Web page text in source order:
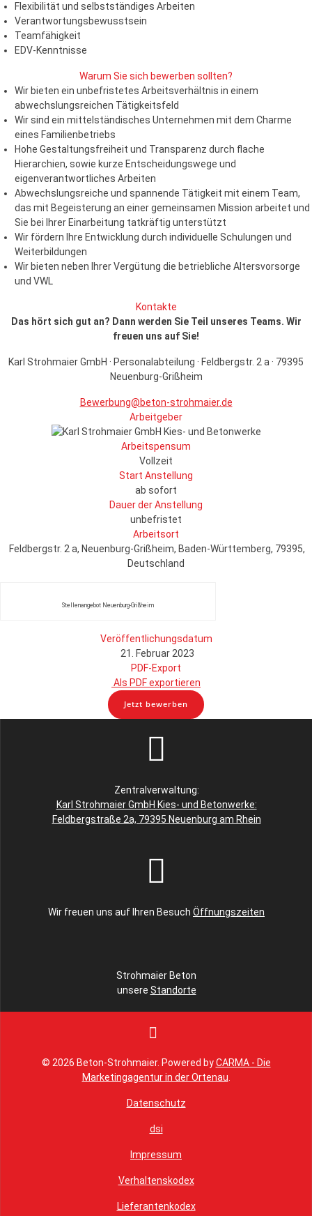
Flexibilität und selbstständiges Arbeiten
Verantwortungsbewusstsein
Teamfähigkeit
EDV-Kenntnisse
Warum Sie sich bewerben sollten?
Wir bieten ein unbefristetes Arbeitsverhältnis in einem
abwechslungsreichen Tätigkeitsfeld
Wir sind ein mittelständisches Unternehmen mit dem Charme
eines Familienbetriebs
Hohe Gestaltungsfreiheit und Transparenz durch flache
Hierarchien, sowie kurze Entscheidungswege und
eigenverantwortliches Arbeiten
Abwechslungsreiche und spannende Tätigkeit mit einem Team,
das mit Begeisterung an einer gemeinsamen Mission arbeitet und
Sie bei Ihrer Einarbeitung tatkräftig unterstützt
Wir fördern Ihre Entwicklung durch individuelle Schulungen und
Weiterbildungen
Wir bieten neben Ihrer Vergütung die betriebliche Altersvorsorge
und VWL
Kontakte
Das hört sich gut an? Dann werden Sie Teil unseres Teams. Wir
freuen uns auf Sie!
Karl Strohmaier GmbH · Personalabteilung · Feldbergstr. 2 a · 79395
Neuenburg-Grißheim
Bewerbung@beton-strohmaier.de
Arbeitgeber
Arbeitspensum
Vollzeit
Start Anstellung
ab sofort
Dauer der Anstellung
unbefristet
Arbeitsort
Feldbergstr. 2 a, Neuenburg-Grißheim, Baden-Württemberg, 79395,
Deutschland
Stellenangebot Neuenburg-Grißheim
Veröffentlichungsdatum
21. Februar 2023
PDF-Export
Als PDF exportieren
Jetzt bewerben
Zentralverwaltung:
Karl Strohmaier GmbH Kies- und Betonwerke:
Feldbergstraße 2a, 79395 Neuenburg am Rhein
Wir freuen uns auf Ihren Besuch Öffnungszeiten
Strohmaier Beton
unsere Standorte
© 2026 Beton-Strohmaier. Powered byCARMA - Die
Marketingagentur in der Ortenau
Datenschutz
dsi
Impressum
Verhaltenskodex
Lieferantenkodex